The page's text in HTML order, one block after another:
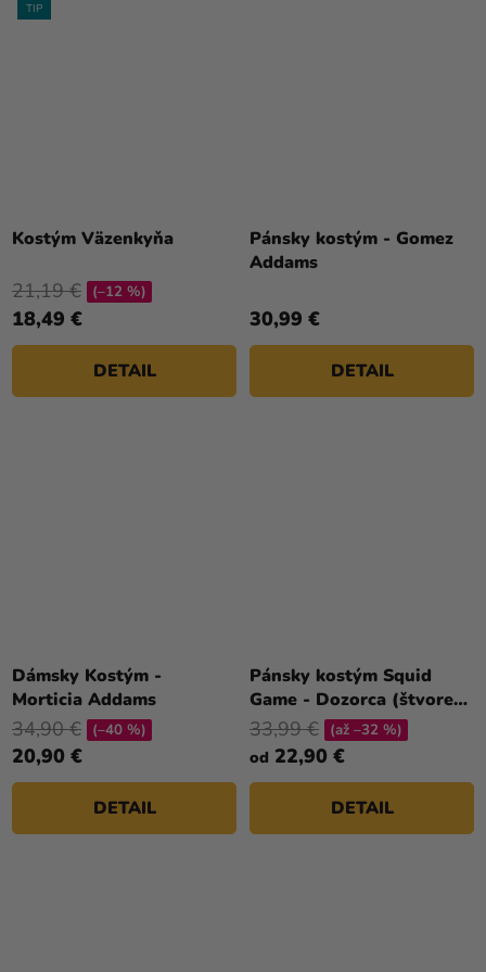
TIP
Kostým Väzenkyňa
hodnotenie
produktu
je
5,0
5
hviezdičiek.
18,49 €
21,19 € (–12 %)
DETAIL
Pánsky kostým - Gomez
Addams
30,99 €
DETAIL
Dámsky Kostým -
Morticia Addams
20,90 €
34,90 € (–40 %)
DETAIL
Pánsky kostým Squid
Game - Dozorca (štvorec,
trojuholník,kruh)
od 22,90 €
33,99 € (až –32 %)
DETAIL